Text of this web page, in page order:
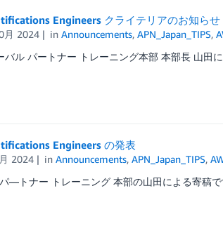
Engineers クライテリアのお知らせ
月 2024 inAnnouncements,APN_Japan_TIPS,
バル パートナー トレーニング本部 本部長 山田
Engineers の発表
2024 inAnnouncements,APN_Japan_TIPS,
―トナー トレーニング 本部の山田による寄稿